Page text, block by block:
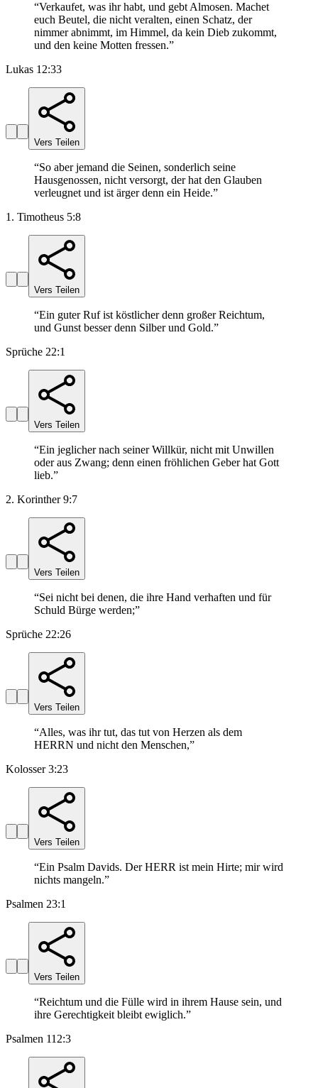
“Verkaufet, was ihr habt, und gebt Almosen. Machet
euch Beutel, die nicht veralten, einen Schatz, der
nimmer abnimmt, im Himmel, da kein Dieb zukommt,
und den keine Motten fressen.”
Lukas 12:33
Vers Teilen
“So aber jemand die Seinen, sonderlich seine
Hausgenossen, nicht versorgt, der hat den Glauben
verleugnet und ist ärger denn ein Heide.”
1. Timotheus 5:8
Vers Teilen
“Ein guter Ruf ist köstlicher denn großer Reichtum,
und Gunst besser denn Silber und Gold.”
Sprüche 22:1
Vers Teilen
“Ein jeglicher nach seiner Willkür, nicht mit Unwillen
oder aus Zwang; denn einen fröhlichen Geber hat Gott
lieb.”
2. Korinther 9:7
Vers Teilen
“Sei nicht bei denen, die ihre Hand verhaften und für
Schuld Bürge werden;”
Sprüche 22:26
Vers Teilen
“Alles, was ihr tut, das tut von Herzen als dem
HERRN und nicht den Menschen,”
Kolosser 3:23
Vers Teilen
“Ein Psalm Davids. Der HERR ist mein Hirte; mir wird
nichts mangeln.”
Psalmen 23:1
Vers Teilen
“Reichtum und die Fülle wird in ihrem Hause sein, und
ihre Gerechtigkeit bleibt ewiglich.”
Psalmen 112:3